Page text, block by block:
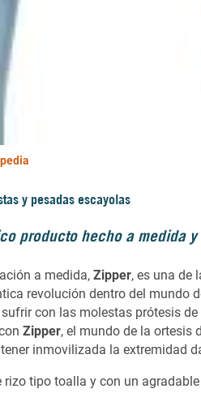
y pesadas escayolas
producto hecho a medida
a medida,Zipper, es una de
revolución dentro del
con las molestas prótesis
Zipper, el mundo de la ortesis
inmovilizada la extremidad
rizo tipo toalla y con un